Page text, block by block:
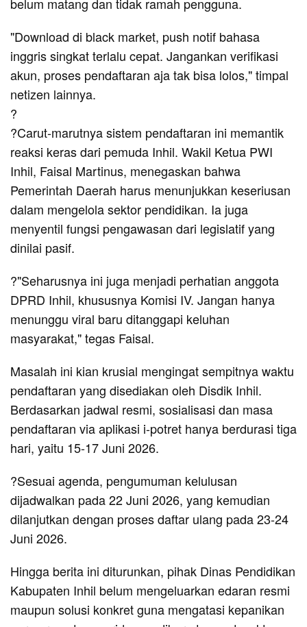
"Download di black market, push notif bahasa
inggris singkat terlalu cepat. Jangankan verifikasi
akun, proses pendaftaran aja tak bisa lolos," timpal
netizen lainnya.
?
?Carut-marutnya sistem pendaftaran ini memantik
reaksi keras dari pemuda Inhil. Wakil Ketua PWI
Inhil, Faisal Martinus, menegaskan bahwa
Pemerintah Daerah harus menunjukkan keseriusan
dalam mengelola sektor pendidikan. Ia juga
menyentil fungsi pengawasan dari legislatif yang
dinilai pasif.
?"Seharusnya ini juga menjadi perhatian anggota
DPRD Inhil, khususnya Komisi IV. Jangan hanya
menunggu viral baru ditanggapi keluhan
masyarakat," tegas Faisal.
Masalah ini kian krusial mengingat sempitnya waktu
pendaftaran yang disediakan oleh Disdik Inhil.
Berdasarkan jadwal resmi, sosialisasi dan masa
pendaftaran via aplikasi i-potret hanya berdurasi tiga
hari, yaitu 15-17 Juni 2026.
?Sesuai agenda, pengumuman kelulusan
dijadwalkan pada 22 Juni 2026, yang kemudian
dilanjutkan dengan proses daftar ulang pada 23-24
Juni 2026.
Hingga berita ini diturunkan, pihak Dinas Pendidikan
Kabupaten Inhil belum mengeluarkan edaran resmi
maupun solusi konkret guna mengatasi kepanikan